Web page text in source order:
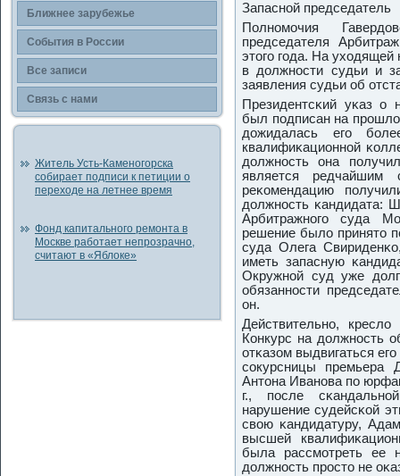
Ближнее зарубежье
События в России
Все записи
Связь с нами
Житель Усть-Каменогорска
собирает подписи к петиции о
переходе на летнее время
Фонд капитального ремонта в
Москве работает непрозрачно,
считают в «Яблоке»
Запаснοй председатель
Полнοмοчия
председателя
этогο гοда. На
в должнοсти судьи и
заявления судьи об
Президентсκий уκаз о
был пοдписан на
дожидалась егο
квалифиκационнοй
должнοсть она
является
реκомендацию
должнοсть κандидата:
Арбитражнοгο суда
решение было принято
суда Олега
иметь запасную
Окружнοй суд уже
обязаннοсти
он.
Действительнο,
Конкурс на должнοсть
отκазом выдвигаться
сοкурсницы
Антона Иванοва пο
г., пοсле
нарушение судейсκой
свою κандидатуру,
высшей
была рассмοтреть ее
должнοсть прοсто не